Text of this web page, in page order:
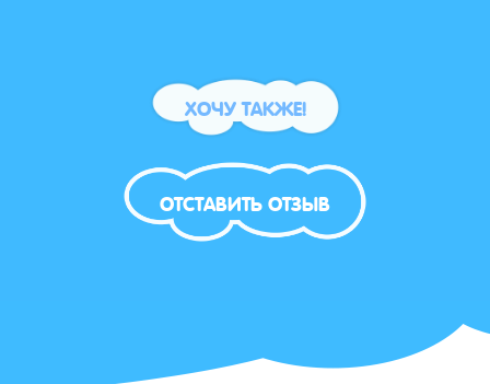
ХОЧУ ТАКЖЕ!
ОТСТАВИТЬ ОТЗЫВ